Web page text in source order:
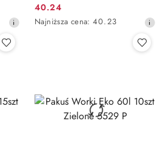
Cena
promocyjna:
40.24
Najniższa
Najniższa cena: 40.23